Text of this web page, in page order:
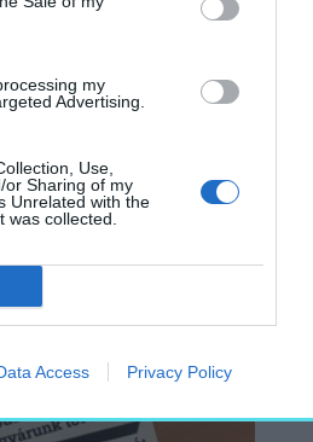
my
Advertising.
Use,
or Sharing of my
Unrelated with the
was collected.
Access Privacy Policy
jövő alakítására, a
a design és a városi
egyedülálló